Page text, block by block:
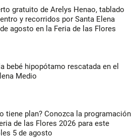
gratuito de Arelys Henao, tablado
y recorridos por Santa Elena
agosto en la Feria de las Flores
bebé hipopótamo rescatada en el
Medio
tiene plan? Conozca la programación
de las Flores 2026 para este
5 de agosto